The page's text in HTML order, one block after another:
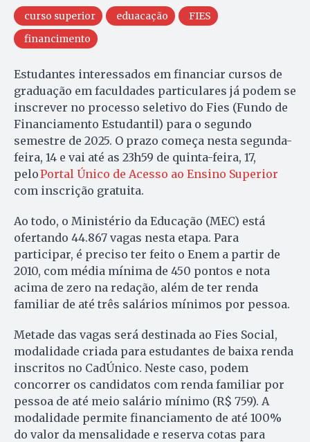
curso superior eduacação
FIES
financimento
Estudantes interessados em financiar cursos de
graduação em faculdades particulares já podem se
inscrever no processo seletivo do Fies (Fundo de
Financiamento Estudantil) para o segundo
semestre de 2025. O prazo começa nesta segunda-
feira, 14 e vai até as 23h59 de quinta-feira, 17,
peloPortal Único de Acesso ao Ensino Superior
com inscrição gratuita.
Ao todo, o Ministério da Educação (MEC) está
ofertando 44.867 vagas nesta etapa. Para
participar, é preciso ter feito o Enem a partir de
2010, com média mínima de 450 pontos e nota
acima de zero na redação, além de ter renda
familiar de até três salários mínimos por pessoa.
Metade das vagas será destinada ao Fies Social,
modalidade criada para estudantes de baixa renda
inscritos no CadÚnico. Neste caso, podem
concorrer os candidatos com renda familiar por
pessoa de até meio salário mínimo (R$ 759). A
modalidade permite financiamento de até 100%
do valor da mensalidade e reserva cotas para